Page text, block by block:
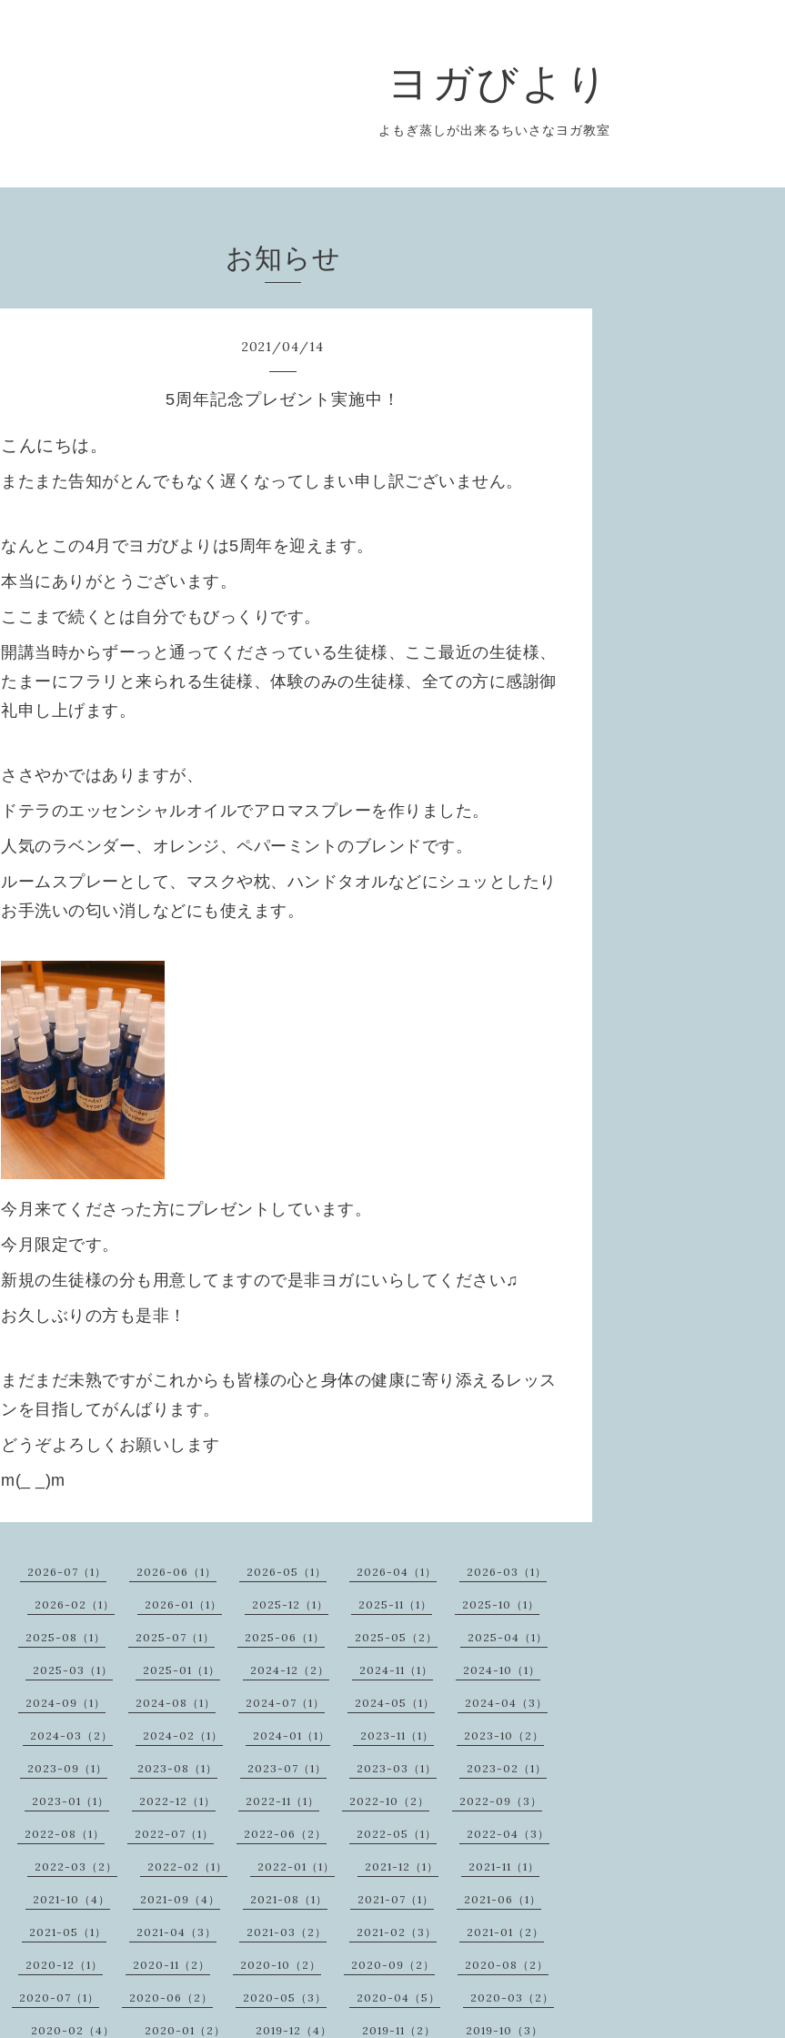
ヨガびより
よもぎ蒸しが出来るちいさなヨガ教室
お知らせ
2021/04/14
5周年記念プレゼント実施中！
こんにちは。
またまた告知がとんでもなく遅くなってしまい申し訳ございません。
なんとこの4月でヨガびよりは5周年を迎えます。
本当にありがとうございます。
ここまで続くとは自分でもびっくりです。
開講当時からずーっと通ってくださっている生徒様、ここ最近の生徒様、
たまーにフラリと来られる生徒様、体験のみの生徒様、全ての方に感謝御
礼申し上げます。
ささやかではありますが、
ドテラのエッセンシャルオイルでアロマスプレーを作りました。
人気のラベンダー、オレンジ、ペパーミントのブレンドです。
ルームスプレーとして、マスクや枕、ハンドタオルなどにシュッとしたり
お手洗いの匂い消しなどにも使えます。
今月来てくださった方にプレゼントしています。
今月限定です。
新規の生徒様の分も用意してますので是非ヨガにいらしてください♫
お久しぶりの方も是非！
まだまだ未熟ですがこれからも皆様の心と身体の健康に寄り添えるレッス
ンを目指してがんばります。
どうぞよろしくお願いします
m(_ _)m
2026-07（1） 2026-06（1） 2026-05（1） 2026-04（1） 2026-03（1）
2026-02（1） 2026-01（1） 2025-12（1） 2025-11（1） 2025-10（1）
2025-08（1） 2025-07（1） 2025-06（1） 2025-05（2） 2025-04（1）
2025-03（1） 2025-01（1） 2024-12（2） 2024-11（1） 2024-10（1）
2024-09（1） 2024-08（1） 2024-07（1） 2024-05（1） 2024-04（3）
2024-03（2） 2024-02（1） 2024-01（1） 2023-11（1） 2023-10（2）
2023-09（1） 2023-08（1） 2023-07（1） 2023-03（1） 2023-02（1）
2023-01（1） 2022-12（1） 2022-11（1） 2022-10（2） 2022-09（3）
2022-08（1） 2022-07（1） 2022-06（2） 2022-05（1） 2022-04（3）
2022-03（2） 2022-02（1） 2022-01（1） 2021-12（1） 2021-11（1）
2021-10（4） 2021-09（4） 2021-08（1） 2021-07（1） 2021-06（1）
2021-05（1） 2021-04（3） 2021-03（2） 2021-02（3） 2021-01（2）
2020-12（1） 2020-11（2） 2020-10（2） 2020-09（2） 2020-08（2）
2020-07（1） 2020-06（2） 2020-05（3） 2020-04（5） 2020-03（2）
2020-02（4） 2020-01（2） 2019-12（4） 2019-11（2） 2019-10（3）